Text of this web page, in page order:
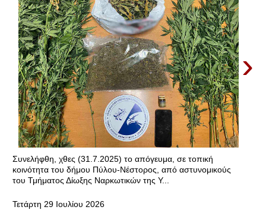
›
Συνελήφθη, χθες (31.7.2025) το απόγευμα, σε τοπική
κοινότητα του δήμου Πύλου-Νέστορος, από αστυνομικούς
του Τμήματος Δίωξης Ναρκωτικών της Υ...
Τετάρτη 29 Ιουλίου 2026